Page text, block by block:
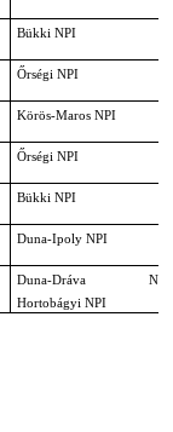
Bükki NPI
Őrségi NPI
Körös-Maros NPI
Őrségi NPI
Bükki NPI
Duna-Ipoly NPI
Duna-Dráva
Hortobágyi NPI